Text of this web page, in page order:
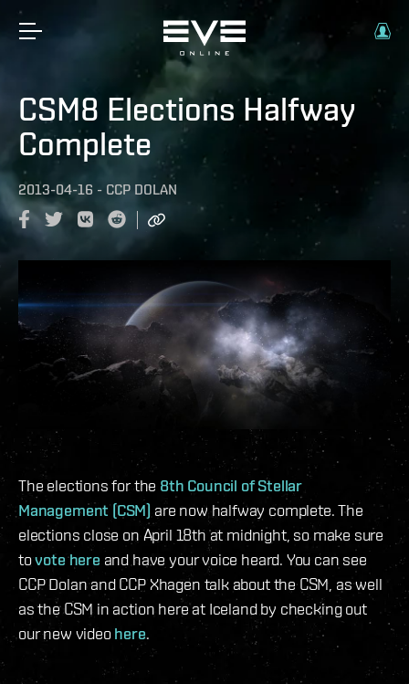
CSM8 Elections Halfway
Complete
2013-04-16 - CCP DOLAN
The elections for the 8th Council of Stellar
Management (CSM) are now halfway complete. The
elections close on April 18th at midnight, so make sure
tovote here and have your voice heard. You can see
CCP Dolan and CCP Xhagen talk about the CSM, as well
as the CSM in action here at Iceland by checking out
our new videohere.